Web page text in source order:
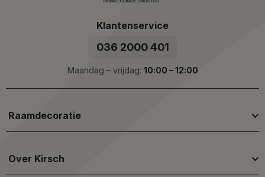
Klantenservice
036 2000 401
Maandag – vrijdag: 10:00 – 12:00
Raamdecoratie
Over Kirsch